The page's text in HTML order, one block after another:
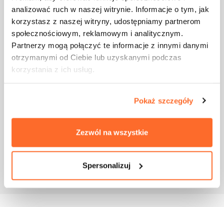
analizować ruch w naszej witrynie. Informacje o tym, jak
korzystasz z naszej witryny, udostępniamy partnerom
społecznościowym, reklamowym i analitycznym.
Partnerzy mogą połączyć te informacje z innymi danymi
otrzymanymi od Ciebie lub uzyskanymi podczas
korzystania z ich usług.
Pokaż szczegóły
Zezwól na wszystkie
Spersonalizuj
Ты любишь работать в команде и
хочешь развивать свои
коммуникативные навыки
эффективно взаимодействовать с другими
важные навыки для карьеры в архитектурной и
ландшафтной сфере.